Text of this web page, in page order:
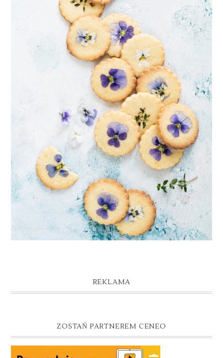
REKLAMA
ZOSTAŃ PARTNEREM CENEO